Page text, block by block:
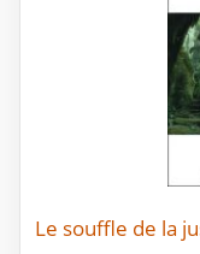
Le souffle de la